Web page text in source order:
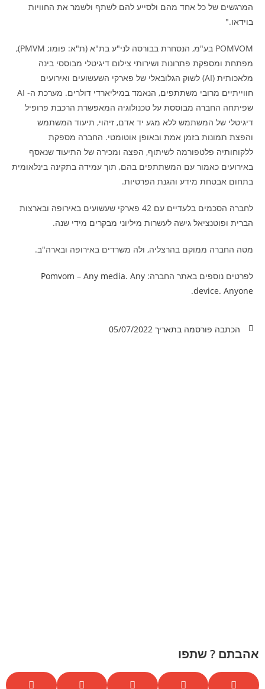
המרגשים של כל אחד מהם ולסייע להם לשתף ולשמר את החוויות
בוידאו."
POMVOM בע"מ, הנסחרת בבורסה לני"ע בת"א (ת"א: פומו; PMVM),
מפתחת ומספקת פתרונות ושירותי צילום דיגיטלי מבוססי בינה
מלאכותית (AI) לשוק הגלובאלי של פארקי השעשועים ואירועים
חווייתיים מרובי משתתפים, הנאמד במיליארדי דולרים. מערכת ה- AI
שפיתחה החברה מבוססת על טכנולוגיה המאפשרת הרכבת פרופיל
דיגיטלי של המשתמש ללא מגע יד אדם, זיהוי, תיעוד המשתמש
והפצת תמונות בזמן אמת ובאופן אוטומטי. החברה מספקת
ללקוחותיה פלטפורמה לשיתוף, הפצה ומכירה של התיעוד שנאסף
באירועים כאמור עם המשתתפים בהם, תוך עמידה בתקינה בינלאומית
בתחום אבטחת מידע והגנת הפרטיות.
לחברה הסכמים בלעדיים עם 42 פארקי שעשועים באירופה ובארצות
הברית ופוטנציאל גישה לעשרות מיליוני מבקרים מידי שנה.
מטה החברה ממוקם בהרצליה, ולה משרדים באירופה ובארה"ב.
לפרטים נוספים באתר החברה: Pomvom – Any media. Any
device. Anyone.
הכתבה פורסמה בתאריך 05/07/2022
אהבתם ? שתפו